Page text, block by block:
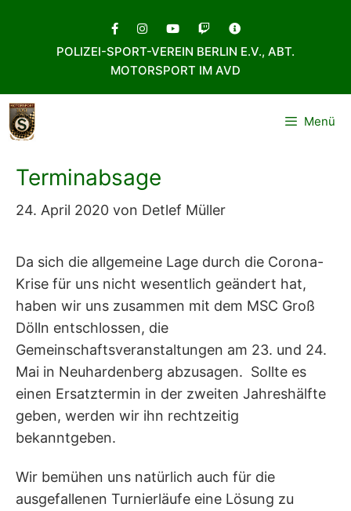
POLIZEI-SPORT-VEREIN BERLIN E.V., ABT.
MOTORSPORT IM AVD
Menü
Terminabsage
24. April 2020 von Detlef Müller
Da sich die allgemeine Lage durch die Corona-
Krise für uns nicht wesentlich geändert hat,
haben wir uns zusammen mit dem MSC Groß
Dölln entschlossen, die
Gemeinschaftsveranstaltungen am 23. und 24.
Mai in Neuhardenberg abzusagen. Sollte es
einen Ersatztermin in der zweiten Jahreshälfte
geben, werden wir ihn rechtzeitig
bekanntgeben.
Wir bemühen uns natürlich auch für die
ausgefallenen Turnierläufe eine Lösung zu